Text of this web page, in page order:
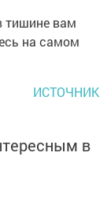
тишине вам
на самом
ИСТОЧНИК
в